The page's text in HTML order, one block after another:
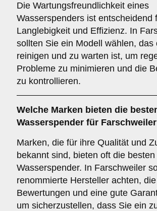
Die Wartungsfreundlichkeit eines
Wasserspenders ist entscheidend
Langlebigkeit und Effizienz. In
sollten Sie ein Modell wählen, das
reinigen und zu warten ist, um
Probleme zu minimieren und die
zu kontrollieren.
Welche Marken bieten die
Wasserspender für
Marken, die für ihre Qualität und
bekannt sind, bieten oft die besten
Wasserspender. In Farschweiler
renommierte Hersteller achten,
Bewertungen und eine gute
um sicherzustellen, dass Sie ein